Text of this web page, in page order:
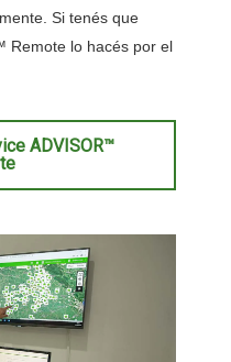
Si tenés que
Remote lo hacés por el
ADVISOR™